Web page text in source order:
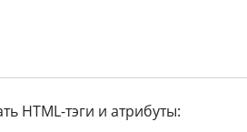
HTML-тэги и атрибуты: